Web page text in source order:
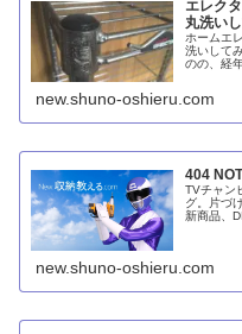
エレク
丸洗い
ホームエ
洗いして
のの、経
new.shuno-oshieru.com
404
TVチャン
グ。片づ
新商品、
new.shuno-oshieru.com